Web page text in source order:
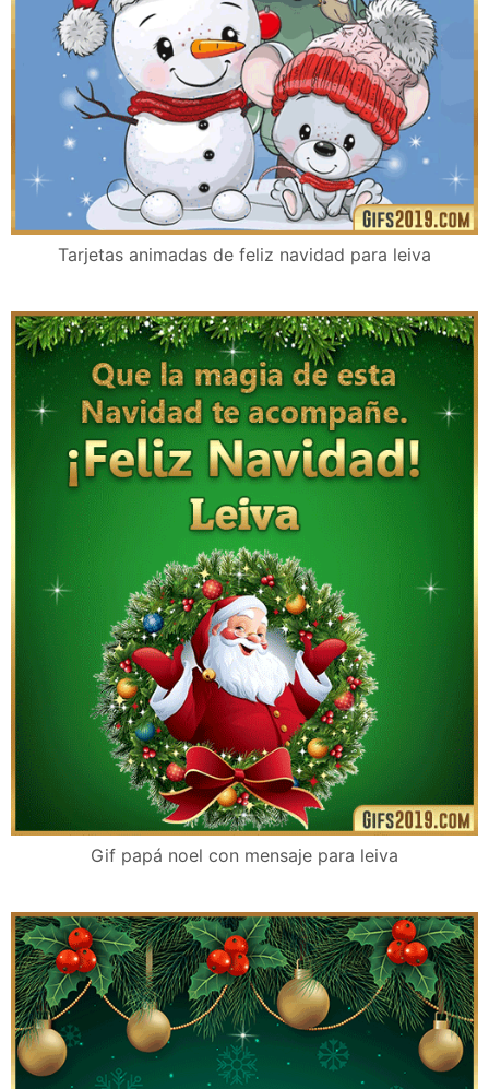
Tarjetas animadas de feliz navidad para leiva
Gif papá noel con mensaje para leiva